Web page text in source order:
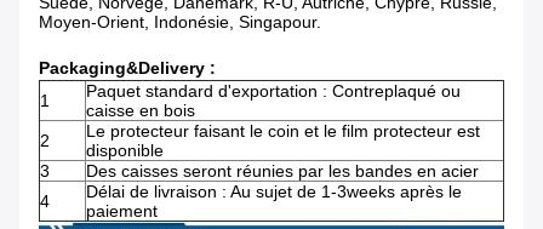
Moyen-Orient, Indonésie, Singapour.
Packaging&Delivery :
1
Paquet standard d'exportation : Contreplaqué ou
caisse en bois
2
Le protecteur faisant le coin et le film protecteur est
disponible
3
Des caisses seront réunies par les bandes en acier
4
Délai de livraison : Au sujet de 1-3weeks après le
paiement